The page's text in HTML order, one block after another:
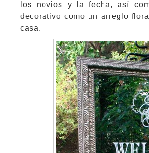
los novios y la fecha, así
decorativo como un arreglo
casa.